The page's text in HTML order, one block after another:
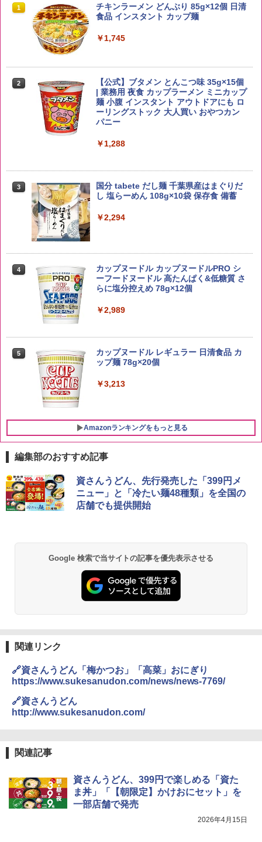
1 by Amazon 国産ブレンド米 精米 5kg
2
野沢農産 無洗米 青い流るる コシヒカリ
5kg 長野県産 令和7年産
￥3,325
3
by Amazon あきたこまちブレンド 無洗
米 5kg
4
【在庫処分価格】ももたろう印 無洗米 5
kg 業務用 お米マイスターブレンド
￥2,680
5 新潟県産新之助 無洗米 5kg 令和7年産
￥4,536
1
ブラックニッカ ニッカ Nikka ウィスキ
ー4000ml ブラックニッカクリア ウヰス
お得 4リットル
角瓶 2700ml サントリー ウイスキー ハ
イボール 大容量
3
サントリー シングルモルト ウイスキー
白州 Story of the Distillery 2026 化粧箱
入 700ml
￥20,000
4
角ハイボール 350ml×24本 サントリー ウ
イスキー ハイボール 缶
5
トリスウイスキー 4000ml サントリー 大
容量 4リットル
￥4,329
1
チキンラーメン どんぶり 85g×12個 日清
食品 インスタント カップ麺
￥1,745
2
【公式】ブタメン とんこつ味 35g×15個
| 業務用 夜食 カップラーメン ミニカップ
麺 小腹 インスタント アウトドアにも ロ
ーリングストック 大人買い おやつカン
パニー
￥1,288
3
国分 tabete だし麺 千葉県産はまぐりだ
し 塩らーめん 108g×10袋 保存食 備蓄
￥2,294
4
カップヌードル カップヌードルPRO シ
ーフードヌードル 高たんぱく&低糖質 さ
らに塩分控えめ 78g×12個
￥2,989
5
カップヌードル レギュラー 日清食品 カ
ップ麺 78g×20個
￥3,213
Amazonランキングをもっと見る
1
シャープ 過熱水蒸気 オーブンレンジ 23
L 1段調理 ブラック RE-WF232-B シンプ
ル操作 コンパクト 一人暮らし 二人暮ら
し らくチン!（絶対湿度）センサー ノン
[山善] スチームオーブンレンジ 25L 一人
暮らし 二人暮らし フラットテーブル ス
チーム調理 自動メニュー19種搭載 角皿
[山善] スチームオーブンレンジ 省エネ
ーム調理 フラットテーブル トースト機
能 自動メニュー33種 簡単お手入れ ブラ
4
TOSHIBA(東芝) スチームオーブンレン
ジ 石窯ドーム ER-D80A(K) ブラック 25
0℃ 1段調理 フラットテーブル 電子レン
ジ 赤外線センサー ノンフライ調理 簡単
編集部のおすすめ記事
資さんうどん、先行発売した「399円メ
ニュー」と「冷たい麺48種類」を全国の
店舗でも提供開始
Google 検索で当サイトの記事を優先表示させる
関連リンク
🔗資さんうどん「梅かつお」「高菜」おにぎり
https://www.sukesanudon.com/news/news-7769/
🔗資さんうどん
http://www.sukesanudon.com/
関連記事
資さんうどん、399円で楽しめる「資た
ま丼」「【朝限定】かけおにセット」を
一部店舗で発売
2026年4月15日